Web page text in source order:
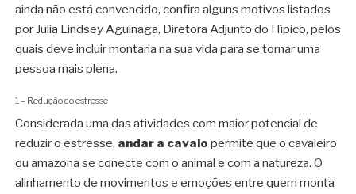
ainda não está convencido, confira alguns motivos listados
por Julia Lindsey Aguinaga, Diretora Adjunto do Hípico, pelos
quais deve incluir montaria na sua vida para se tornar uma
pessoa mais plena.
1 – Redução do estresse
Considerada uma das atividades com maior potencial de
reduzir o estresse, andar a cavalo permite que o cavaleiro
ou amazona se conecte com o animal e com a natureza. O
alinhamento de movimentos e emoções entre quem monta